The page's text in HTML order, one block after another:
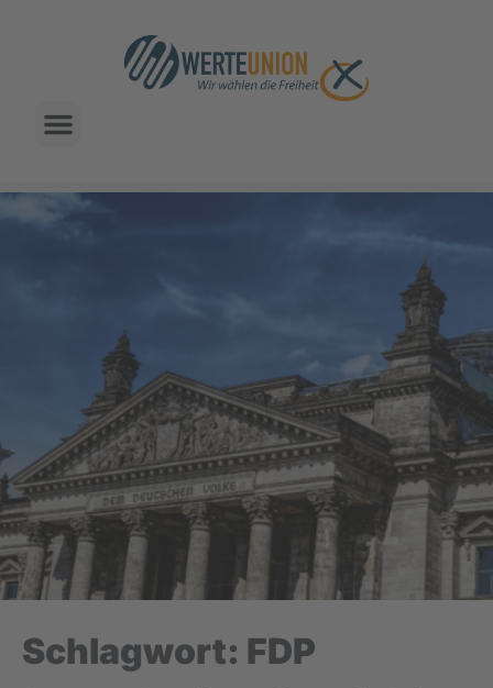
Schlagwort: FDP